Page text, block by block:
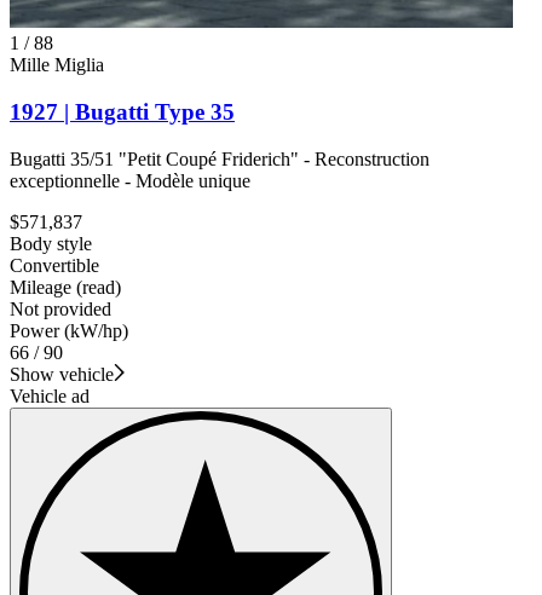
1 /88
Mille Miglia
1927 | Bugatti Type 35
Bugatti 35/51 "Petit Coupé Friderich" - Reconstruction
exceptionnelle - Modèle unique
$571,837
Body style
Convertible
Mileage (read)
Not provided
Power (kW/hp)
66 / 90
Show vehicle
Vehicle ad